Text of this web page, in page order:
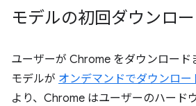
モデルの初回ダウンロ
ユーザーが Chrome をダウンロード
モデルが オンデマンドでダウンロー
より、Chrome はユーザーのハード